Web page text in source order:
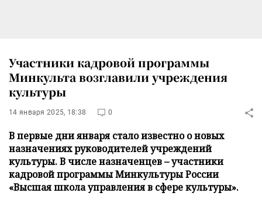
Участники кадровой программы
Минкульта возглавили учреждения
культуры
14 января 2025, 18:38 0
В первые дни января стало известно о новых
назначениях руководителей учреждений
культуры. В числе назначенцев – участники
кадровой программы Минкультуры России
«Высшая школа управления в сфере культуры».